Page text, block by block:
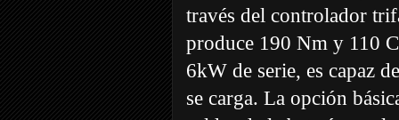
través del controlador
produce 190 Nm y 110
6kW de serie, es capaz
se carga. La opción